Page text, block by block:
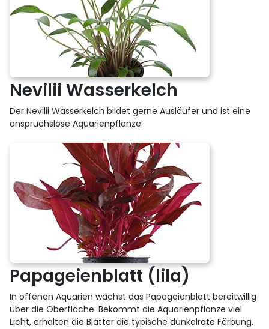
Nevilii Wasserkelch
Der Nevilii Wasserkelch bildet gerne Ausläufer und ist eine
anspruchslose Aquarienpflanze.
Papageienblatt (lila)
In offenen Aquarien wächst das Papageienblatt bereitwillig
über die Oberfläche. Bekommt die Aquarienpflanze viel
Licht, erhalten die Blätter die typische dunkelrote Färbung.